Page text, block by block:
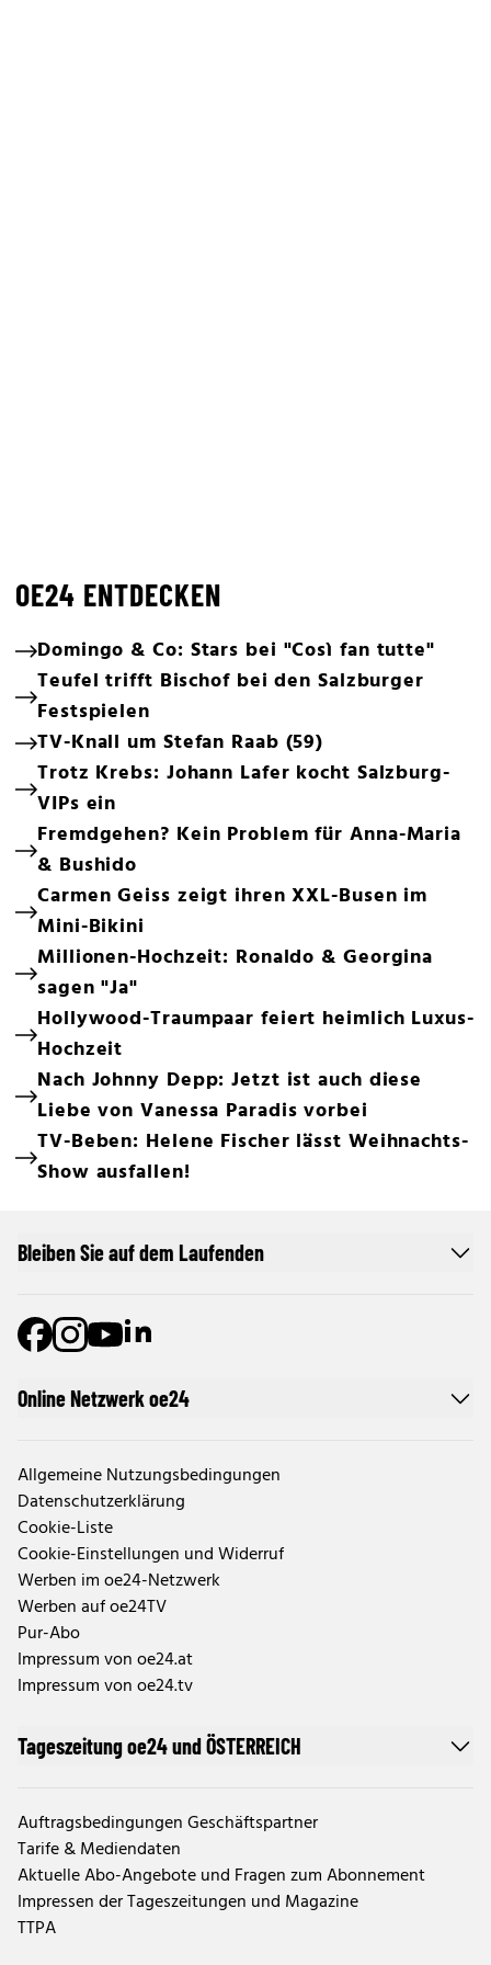
OE24 ENTDECKEN
Domingo & Co: Stars bei "Così fan tutte"
Teufel trifft Bischof bei den Salzburger
Festspielen
TV-Knall um Stefan Raab (59)
Trotz Krebs: Johann Lafer kocht Salzburg-
VIPs ein
Fremdgehen? Kein Problem für Anna-Maria
& Bushido
Carmen Geiss zeigt ihren XXL-Busen im
Mini-Bikini
Millionen-Hochzeit: Ronaldo & Georgina
sagen "Ja"
Hollywood-Traumpaar feiert heimlich Luxus-
Hochzeit
Nach Johnny Depp: Jetzt ist auch diese
Liebe von Vanessa Paradis vorbei
TV-Beben: Helene Fischer lässt Weihnachts-
Show ausfallen!
Online Netzwerk oe24
Allgemeine Nutzungsbedingungen
Datenschutzerklärung
Cookie-Liste
Cookie-Einstellungen und Widerruf
Werben im oe24-Netzwerk
Werben auf oe24TV
Pur-Abo
Impressum von oe24.at
Impressum von oe24.tv
Tageszeitung oe24 und ÖSTERREICH
Auftragsbedingungen Geschäftspartner
Tarife & Mediendaten
Aktuelle Abo-Angebote und Fragen zum Abonnement
Impressen der Tageszeitungen und Magazine
TTPA
Bleiben Sie auf dem Laufenden